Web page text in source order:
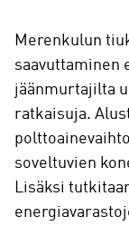
Merenkulun
saavuttaminen
jäänmurtajilta
ratkaisuja.
soveltuvien
Lisäksi